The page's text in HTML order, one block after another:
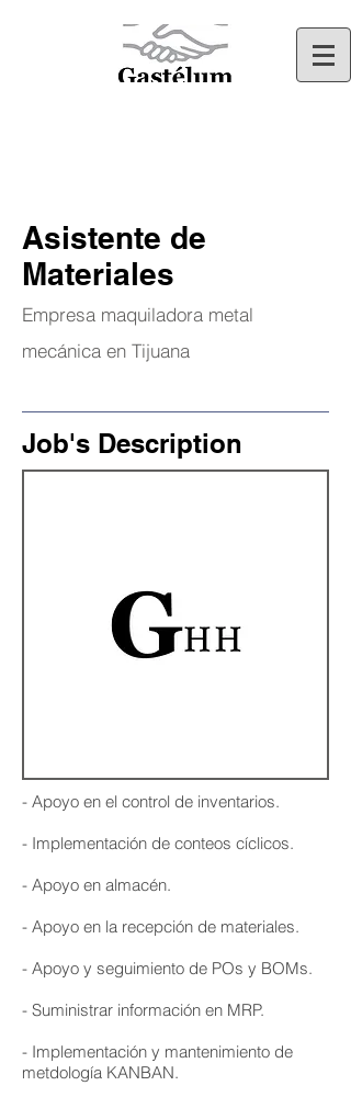
Asistente de
Materiales
Empresa maquiladora metal
mecánica en Tijuana
Job's Description
- Apoyo en el control de inventarios.
- Implementación de conteos cíclicos.
- Apoyo en almacén.
- Apoyo en la recepción de materiales.
- Apoyo y seguimiento de POs y BOMs.
- Suministrar información en MRP.
- Implementación y mantenimiento de
metdología KANBAN.